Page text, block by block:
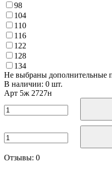
98
104
110
116
122
128
134
Не выбраны дополнительные
В наличии: 0 шт.
Арт 5ж 2727н
Отзывы: 0